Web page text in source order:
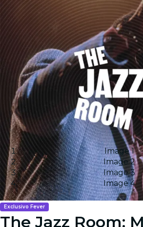
Image 1
Image 2
Image 3
Image 4
Exclusivo Fever
The Jazz Room: